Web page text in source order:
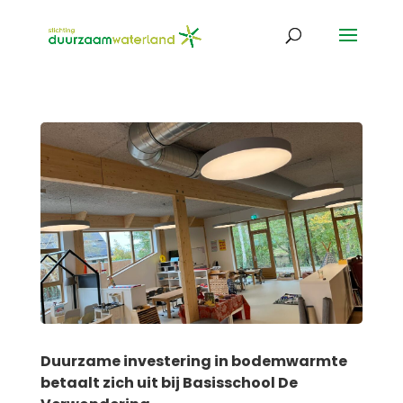
Duurzame investering in bodemwarmte
betaalt zich uit bij Basisschool De